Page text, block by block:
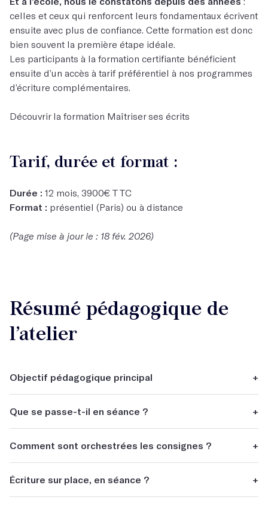
celles et ceux qui renforcent leurs fondamentaux écrivent
ensuite avec plus de confiance. Cette formation est donc
bien souvent la première étape idéale.
Les participants à la formation certifiante bénéficient
ensuite d’un accès à tarif préférentiel à nos programmes
d’écriture complémentaires.
Découvrir la formation Maîtriser ses écrits
Tarif, durée et format :
Durée : 12 mois, 3900€ TTC
Format : présentiel (Paris) ou à distance
(Page mise à jour le : 18 fév. 2026)
Résumé pédagogique de
l’atelier
Objectif pédagogique principal +
Que se passe-t-il en séance ?
+
consigne et vous êtes relus.
Comment sont orchestrées les consignes ? +
Écriture sur place, en séance ?
+